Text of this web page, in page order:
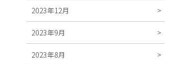
2023年12月
2023年9月
2023年8月